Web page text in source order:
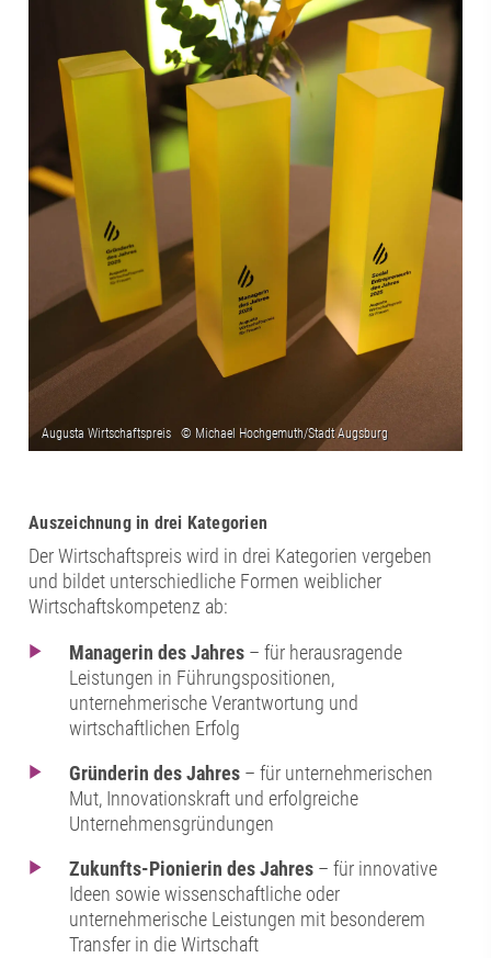
Auszeichnung in drei Kategorien
Der Wirtschaftspreis wird in drei Kategorien vergeben
und bildet unterschiedliche Formen weiblicher
Wirtschaftskompetenz ab:
Managerin des Jahres – für herausragende
Leistungen in Führungspositionen,
unternehmerische Verantwortung und
wirtschaftlichen Erfolg
Gründerin des Jahres – für unternehmerischen
Mut, Innovationskraft und erfolgreiche
Unternehmensgründungen
Zukunfts-Pionierin des Jahres – für innovative
Ideen sowie wissenschaftliche oder
unternehmerische Leistungen mit besonderem
Transfer in die Wirtschaft